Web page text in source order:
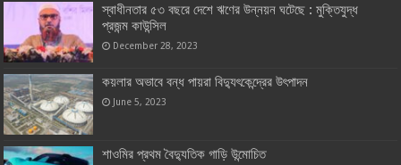
স্বাধীনতার ৫৩ বছরে দেশে ঋণের উন্নয়ন ঘটেছে : মুক্তিযুদ্ধ
প্রজন্ম কাউন্সিল
December 28, 2023
কয়লার অভাবে বন্ধ পায়রা বিদ্যুৎকেন্দ্রের উৎপাদন
June 5, 2023
শাওমির প্রথম বৈদ্যুতিক গাড়ি উন্মোচিত